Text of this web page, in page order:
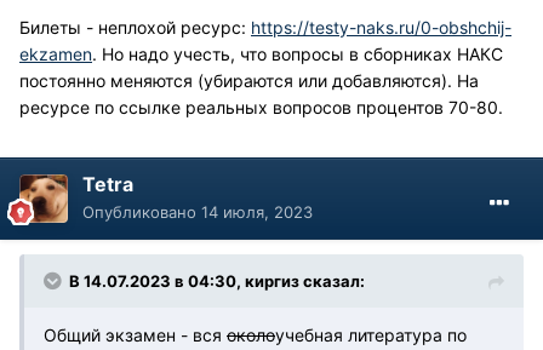
Билеты - неплохой ресурс: https://testy-naks.ru/0-obshchij-
ekzamen. Но надо учесть, что вопросы в сборниках НАКС
постоянно меняются (убираются или добавляются). На
ресурсе по ссылке реальных вопросов процентов 70-80.
Tetra
Опубликовано 14 июля, 2023
В 14.07.2023 в 04:30, киргизсказал:
Общий экзамен - вся околоучебная литература по